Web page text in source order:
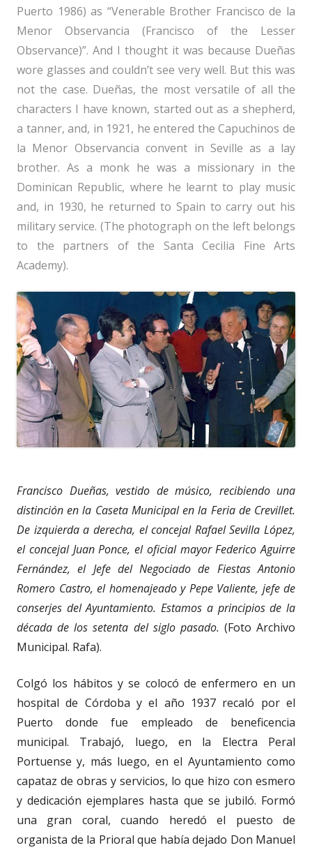
Puerto 1986) as “Venerable Brother Francisco de la
Menor Observancia (Francisco of the Lesser
Observance)”. And I thought it was because Dueñas
wore glasses and couldn’t see very well. But this was
not the case. Dueñas, the most versatile of all the
characters I have known, started out as a shepherd,
a tanner, and, in 1921, he entered the Capuchinos de
la Menor Observancia convent in Seville as a lay
brother. As a monk he was a missionary in the
Dominican Republic, where he learnt to play music
and, in 1930, he returned to Spain to carry out his
military service. (The photograph on the left belongs
to the partners of the Santa Cecilia Fine Arts
Academy).
Francisco Dueñas, vestido de músico, recibiendo una
distinción en la Caseta Municipal en la Feria de Crevillet.
De izquierda a derecha, el concejal Rafael Sevilla López,
el concejal Juan Ponce, el oficial mayor Federico Aguirre
Fernández, el Jefe del Negociado de Fiestas Antonio
Romero Castro, el homenajeado y Pepe Valiente, jefe de
conserjes del Ayuntamiento. Estamos a principios de la
década de los setenta del siglo pasado. (Foto Archivo
Municipal. Rafa).
Colgó los hábitos y se colocó de enfermero en un
hospital de Córdoba y el año 1937 recaló por el
Puerto donde fue empleado de beneficencia
municipal. Trabajó, luego, en la Electra Peral
Portuense y, más luego, en el Ayuntamiento como
capataz de obras y servicios, lo que hizo con esmero
y dedicación ejemplares hasta que se jubiló. Formó
una gran coral, cuando heredó el puesto de
organista de la Prioral que había dejado Don Manuel